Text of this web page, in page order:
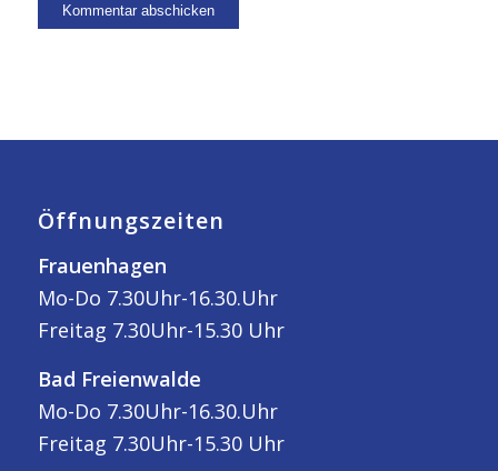
Öffnungszeiten
Frauenhagen
Mo-Do 7.30Uhr-16.30.Uhr
Freitag 7.30Uhr-15.30 Uhr
Bad Freienwalde
Mo-Do 7.30Uhr-16.30.Uhr
Freitag 7.30Uhr-15.30 Uhr